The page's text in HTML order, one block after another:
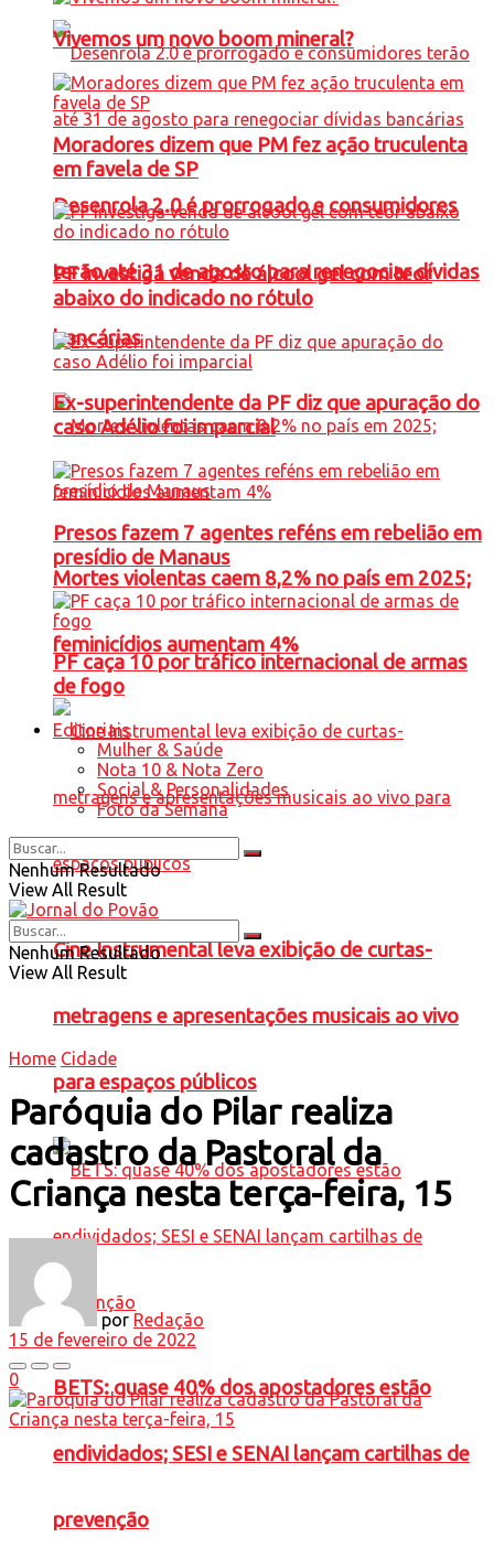
Desenrola 2.0 é prorrogado e consumidores
terão até 31 de agosto para renegociar dívidas
bancárias
Mortes violentas caem 8,2% no país em 2025;
feminicídios aumentam 4%
Cine Instrumental leva exibição de curtas-
metragens e apresentações musicais ao vivo
para espaços públicos
BETS: quase 40% dos apostadores estão
endividados; SESI e SENAI lançam cartilhas de
prevenção
Vivemos um novo boom mineral?
Moradores dizem que PM fez ação truculenta
em favela de SP
PF investiga venda de álcool gel com teor
abaixo do indicado no rótulo
Ex-superintendente da PF diz que apuração do
caso Adélio foi imparcial
Presos fazem 7 agentes reféns em rebelião em
presídio de Manaus
PF caça 10 por tráfico internacional de armas
de fogo
Editoriais
Mulher & Saúde
Nota 10 & Nota Zero
Social & Personalidades
Foto da Semana
Nenhum Resultado
View All Result
Nenhum Resultado
View All Result
Home Cidade
Paróquia do Pilar realiza
cadastro da Pastoral da
Criança nesta terça-feira, 15
por Redação
15 de fevereiro de 2022
0